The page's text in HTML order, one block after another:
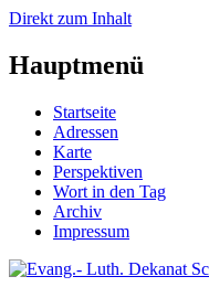
Direkt zum Inhalt
Hauptmenü
Startseite
Adressen
Karte
Perspektiven
Wort in den Tag
Archiv
Impressum